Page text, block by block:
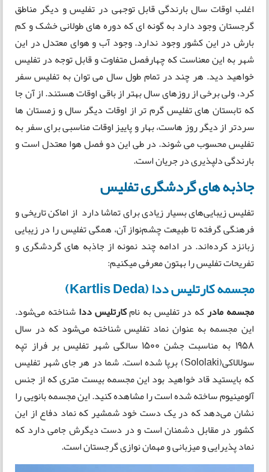
اغلب اوقات سال بارندگی قابل توجهی در تفلیس و دیگر مناطق
گرجستان وجود دارد به گونه ای که دوره های طولانی خشک و کم
بارش در این کشور وجود ندارد. وجود آب و هوای معتدل در این
شهر به این معناست که چهارفصل متفاوت و قابل توجه در تفلیس
خواهید دید. هر چند در تمام طول سال می توان به تفلیس سفر
کرد، ولی برخی از روزهای سال بهتر از باقی اوقات هستند. از آن جا
که تابستان های تفلیس گرم تر از اوقات دیگر سال و زمستان ها
سردتر از دیگر روز هاست، بهار و پاییز اوقات مناسبی برای سفر به
تفلیس محسوب می شوند. در طی این دو فصل هوا معتدل است و
بارندگی دلپذیری در جریان است.
جاذبه های گردشگری تفلیس
تفلیس زیبایی‌های بسیار زیادی برای تماشا دارد از اماکن تاریخی و
فرهنگی گرفته تا طبیعت چشم‌نواز آن، همگی تفلیس را در زیبایی
زبانزد کرده‌اند. در ادامه چند نمونه از جاذبه های گردشگری و
تفریحات تفلیس را بهتون معرفی میکنیم:
مجسمه کارتلیس ددا (Kartlis Deda)
مجسمه مادرکه در تفلیس به نامکارتلیس دداشناخته می‌شود.
این مجسمه به عنوان نماد تفلیس شناخته می‌شود که در سال
1958 به مناسبت جشن 1500 سالگی شهر تفلیس بر فراز تپه
سولالاکی(Sololaki) برپا شده است. شما در هر جای شهر تفلیس
که بایستید قاد خواهید بود این مجسمه بیست متری که از جنس
آلومینیوم ساخته شده است را مشاهده کنید. این مجسمه بانویی را
نشان می‌دهد که در یک دست خود شمشیر که نماد دفاع از این
کشور در مقابل دشمنان است و در دست دیگرش جامی دارد که
نماد پذیرایی و میزبانی و مهمان نوازی گرجستان است.